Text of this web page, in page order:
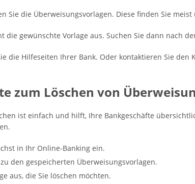
Sie die Überweisungsvorlagen. Diese finden Sie meist
die gewünschte Vorlage aus. Suchen Sie dann nach
die Hilfeseiten Ihrer Bank. Oder kontaktieren Sie
zum Löschen von
ist einfach und hilft, Ihre Bankgeschäfte
in Ihr Online-Banking ein.
den gespeicherten Überweisungsvorlagen.
aus, die Sie löschen möchten.